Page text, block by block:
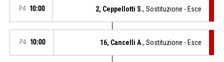
P4 10:00 2, Ceppellotti S., Sostituzione - Esce
P4 10:00 16, Cancelli A., Sostituzione - Esce